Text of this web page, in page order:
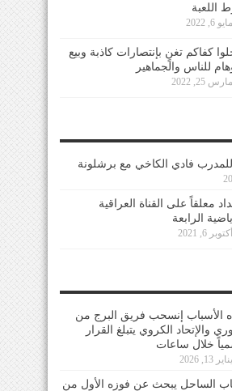
اللعبة
مايو 6, 2022
كفاكم تغنٍ بإنتصارات كاذبة وبيع
للناس والجماهير
مارس 25, 2022
فادي الكاخي مع برشلونة
معلقاً على القناة العراقية
الرابعة
أكتوبر 6, 2021
الأسباب إنسحب فريق البرج من
والإتحاد الكروي يتبلغ القرار
خلال ساعات
يناير 13, 2026
الساحل يبحث عن فوزه الأول من